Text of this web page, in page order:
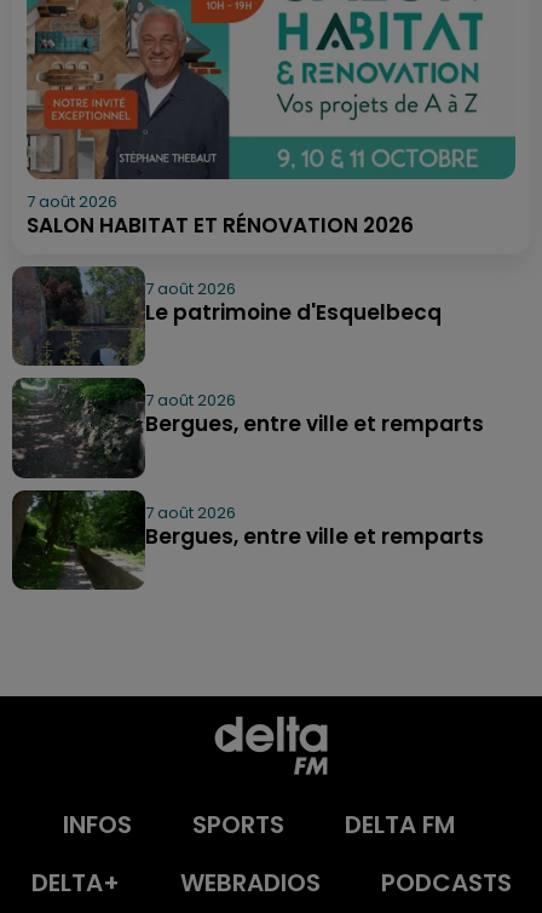
7 août 2026
SALON HABITAT ET RÉNOVATION 2026
7 août 2026
Le patrimoine d'Esquelbecq
7 août 2026
Bergues, entre ville et remparts
7 août 2026
Bergues, entre ville et remparts
INFOS SPORTS
DELTA FM
DELTA+
WEBRADIOS PODCASTS